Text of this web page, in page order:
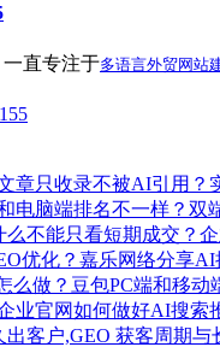
直专注于多语言外贸网站
章只收录不被AI引用？
电脑端排名不一样？双
么不能只看短期成交？
优化？嘉乐网络分享
么做？豆包PC端和移动
业官网如何做好AI搜索
出客户,GEO 获客周期与